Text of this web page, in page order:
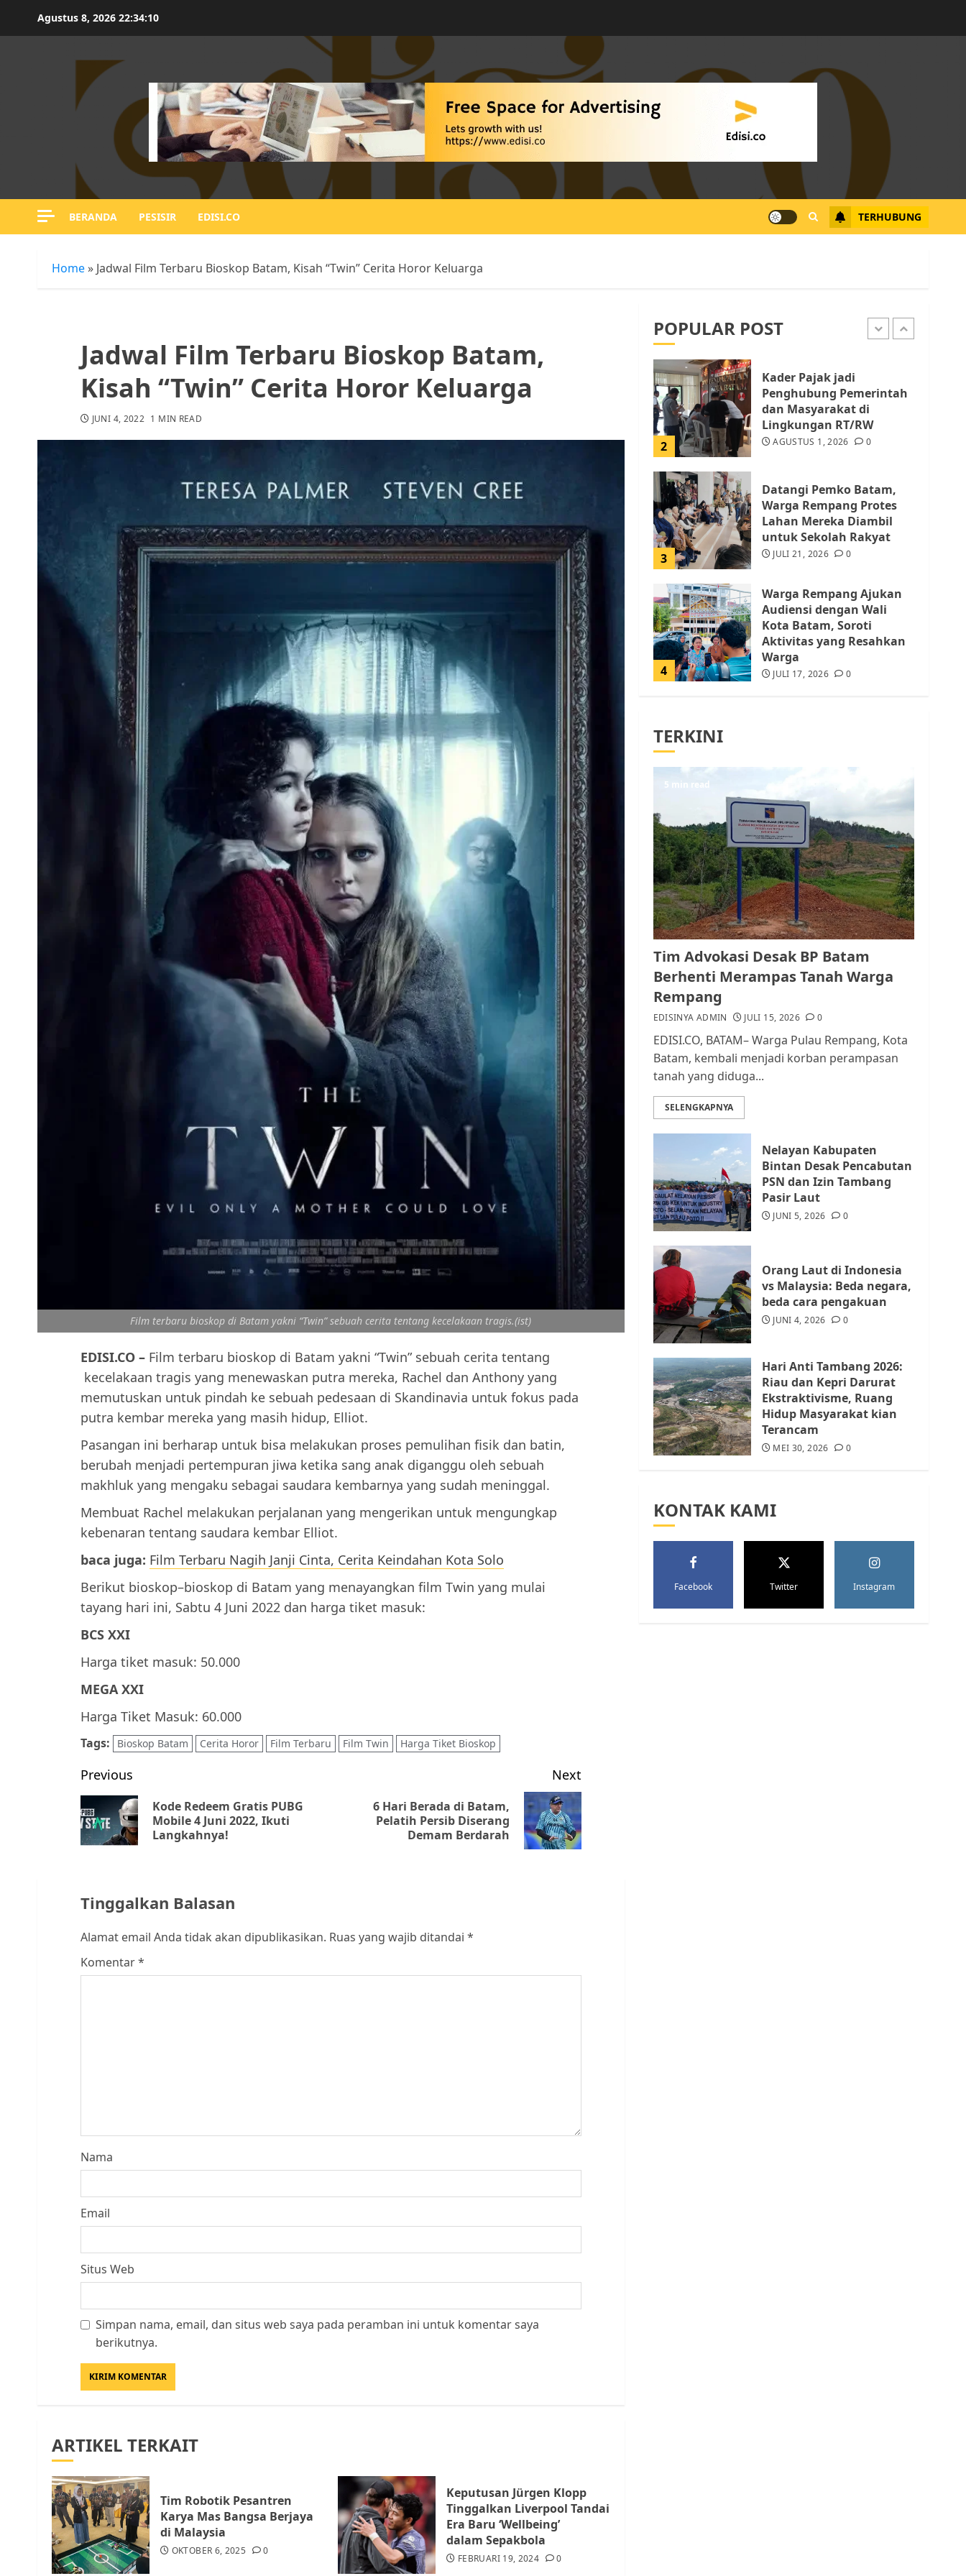
Agustus 8, 2026 22:34:11
BERANDA PESISIR EDISI.CO TERHUBUNG
Home » Jadwal Film Terbaru Bioskop Batam, Kisah “Twin” Cerita Horor Keluarga
Jadwal Film Terbaru Bioskop Batam,
Kisah “Twin” Cerita Horor Keluarga
JUNI 4, 2022 1 MIN READ
Film terbaru bioskop di Batam yakni “Twin” sebuah cerita tentang kecelakaan tragis.(ist)
EDISI.CO – Film terbaru bioskop di Batam yakni “Twin” sebuah cerita tentang
kecelakaan tragis yang menewaskan putra mereka, Rachel dan Anthony yang
memutuskan untuk pindah ke sebuah pedesaan di Skandinavia untuk fokus pada
putra kembar mereka yang masih hidup, Elliot.
Pasangan ini berharap untuk bisa melakukan proses pemulihan fisik dan batin,
berubah menjadi pertempuran jiwa ketika sang anak diganggu oleh sebuah
makhluk yang mengaku sebagai saudara kembarnya yang sudah meninggal.
Membuat Rachel melakukan perjalanan yang mengerikan untuk mengungkap
kebenaran tentang saudara kembar Elliot.
baca juga: Film Terbaru Nagih Janji Cinta, Cerita Keindahan Kota Solo
Berikut bioskop–bioskop di Batam yang menayangkan film Twin yang mulai
tayang hari ini, Sabtu 4 Juni 2022 dan harga tiket masuk:
BCS XXI
Harga tiket masuk: 50.000
MEGA XXI
Harga Tiket Masuk: 60.000
Tags: Bioskop Batam Cerita Horor Film Terbaru Film Twin Harga Tiket Bioskop
Post
navigation
Previous
Previous
Kode Redeem Gratis PUBG
Mobile 4 Juni 2022, Ikuti
Langkahnya!
Next
6 Hari Berada di Batam,
Pelatih Persib Diserang
Demam Berdarah
Tinggalkan Balasan
Alamat email Anda tidak akan dipublikasikan. Ruas yang wajib ditandai *
Komentar*
Nama
Email
Situs Web
Simpan nama, email, dan situs web saya pada peramban ini untuk komentar saya
berikutnya.
ARTIKEL TERKAIT
Tim Robotik Pesantren
Karya Mas Bangsa Berjaya
di Malaysia
OKTOBER 6, 2025 0
Keputusan Jürgen Klopp
Tinggalkan Liverpool Tandai
Era Baru ‘Wellbeing’
dalam Sepakbola
FEBRUARI 19, 2024 0
POPULAR POST
Warga Rempang Ajukan
Kota Batam, Soroti
Aktivitas yang Resahkan
0
Batam Berhenti
Merampas Tanah Warga
Rempang
JULI 15, 2026
1 AGUSTUS 1, 2026
2
Kader Pajak jadi
Penghubung Pemerintah
dan Masyarakat di
Lingkungan RT/RW
AGUSTUS 1, 2026 0
3
Datangi Pemko Batam,
Warga Rempang Protes
Lahan Mereka Diambil
untuk Sekolah Rakyat
JULI 21, 2026 0
4
Warga Rempang Ajukan
Audiensi dengan Wali
Kota Batam, Soroti
Aktivitas yang Resahkan
Warga
JULI 17, 2026 0
5 JULI 15, 2026
1
Pemko Batam Tegaskan
RT dan RW bukan Petugas
Pendataan dan
Pemungutan Pajak
AGUSTUS 1, 2026 0
2
Kader Pajak jadi
Penghubung Pemerintah
dan Masyarakat di
Lingkungan RT/RW
3
Datangi Pemko Batam,
Warga Rempang Protes
Lahan Mereka Diambil
4
Warga Rempang Ajukan
Audiensi dengan Wali
Kota Batam, Soroti
Aktivitas yang Resahkan
Warga
5
Tim Advokasi Desak BP
Batam Berhenti
Merampas Tanah Warga
Rempang
TERKINI
5 min read
Tim Advokasi Desak BP Batam
Berhenti Merampas Tanah Warga
Rempang
EDISINYA ADMIN JULI 15, 2026 0
EDISI.CO, BATAM– Warga Pulau Rempang, Kota
Batam, kembali menjadi korban perampasan
tanah yang diduga...
SELENGKAPNYA
Nelayan Kabupaten
Bintan Desak Pencabutan
PSN dan Izin Tambang
Pasir Laut
JUNI 5, 2026 0
Orang Laut di Indonesia
vs Malaysia: Beda negara,
beda cara pengakuan
JUNI 4, 2026 0
Hari Anti Tambang 2026:
Riau dan Kepri Darurat
Ekstraktivisme, Ruang
Hidup Masyarakat kian
Terancam
MEI 30, 2026 0
KONTAK KAMI
Facebook Twitter Instagram